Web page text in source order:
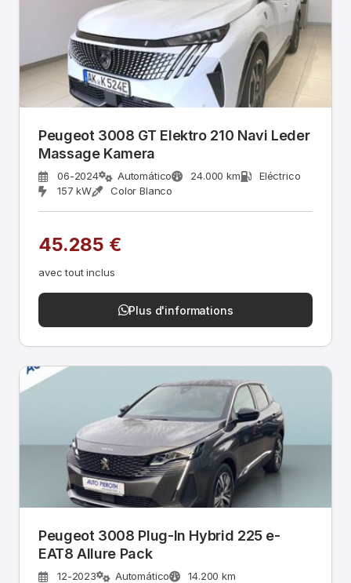
Peugeot 3008 GT Elektro 210 Navi Leder
Massage Kamera
06-2024 Automático 24.000 km
Eléctrico
157 kW
Color Blanco
45.285 €
avec tout inclus
Plus d'informations
Peugeot 3008 Plug-In Hybrid 225 e-
EAT8 Allure Pack
12-2023 Automático
14.200 km